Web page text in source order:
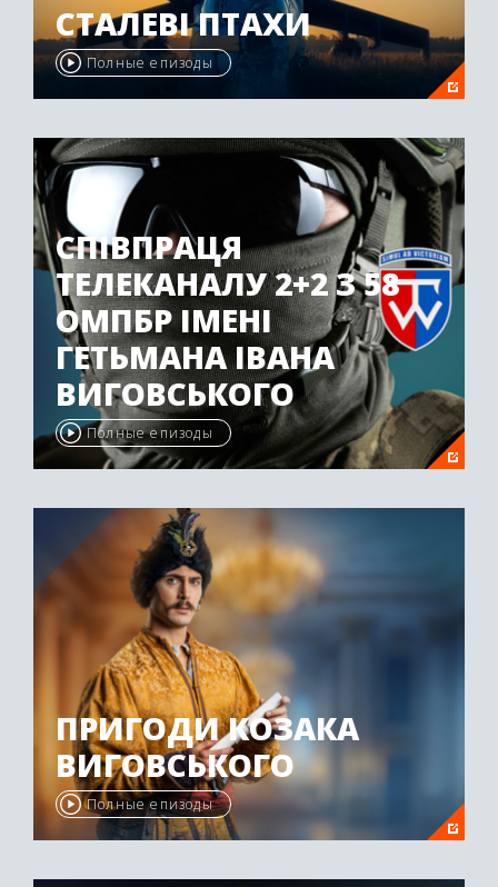
СТАЛЕВІ ПТАХИ
Полные епизоды
СПІВПРАЦЯ
ТЕЛЕКАНАЛУ 2+2 З 58
ОМПБР ІМЕНІ
ГЕТЬМАНА ІВАНА
ВИГОВСЬКОГО
Полные епизоды
ПРИГОДИ КОЗАКА
ВИГОВСЬКОГО
Полные епизоды